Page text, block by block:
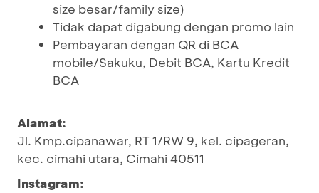
size besar/family size)
Tidak dapat digabung dengan promo lain
Pembayaran dengan QR di BCA
mobile/Sakuku, Debit BCA, Kartu Kredit
BCA
Alamat:
Jl. Kmp.cipanawar, RT 1/RW 9, kel. cipageran,
kec. cimahi utara, Cimahi 40511
Instagram: